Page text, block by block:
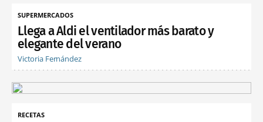
SUPERMERCADOS
Llega a Aldi el ventilador más barato y
elegante del verano
Victoria Fernández
RECETAS